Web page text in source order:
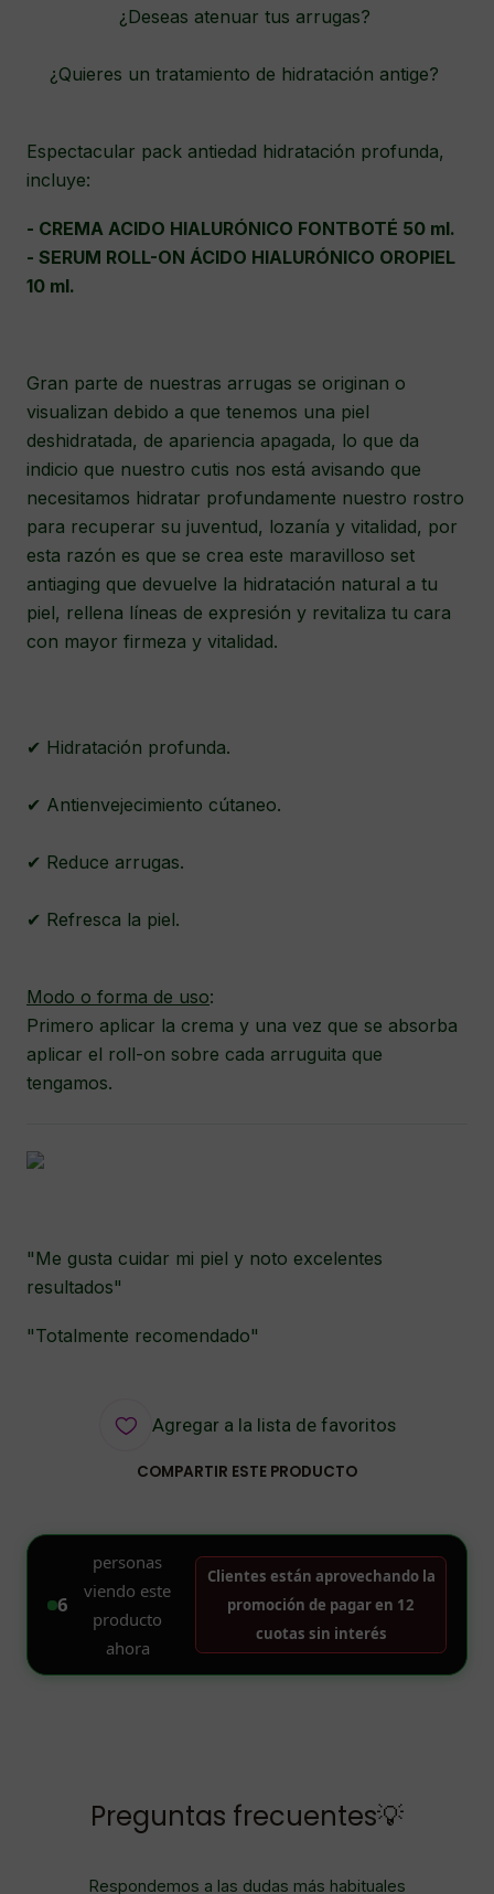
¿Deseas atenuar tus arrugas?
¿Quieres un tratamiento de hidratación antige?
Espectacular pack antiedad hidratación profunda,
incluye:
- CREMA ACIDO HIALURÓNICO FONTBOTÉ 50 ml.
- SERUM ROLL-ON ÁCIDO HIALURÓNICO OROPIEL
10 ml.
Gran parte de nuestras arrugas se originan o
visualizan debido a que tenemos una piel
deshidratada, de apariencia apagada, lo que da
indicio que nuestro cutis nos está avisando que
necesitamos hidratar profundamente nuestro rostro
para recuperar su juventud, lozanía y vitalidad, por
esta razón es que se crea este maravilloso set
antiaging que devuelve la hidratación natural a tu
piel, rellena líneas de expresión y revitaliza tu cara
con mayor firmeza y vitalidad.
✔ Hidratación profunda.
✔ Antienvejecimiento cútaneo.
✔ Reduce arrugas.
✔ Refresca la piel.
Modo o forma de uso:
Primero aplicar la crema y una vez que se absorba
aplicar el roll-on sobre cada arruguita que
tengamos.
"Me gusta cuidar mi piel y noto excelentes
resultados"
"Totalmente recomendado"
Agregar a la lista de favoritos
COMPARTIR ESTE PRODUCTO
Preguntas frecuentes💡
Respondemos a las dudas más habituales